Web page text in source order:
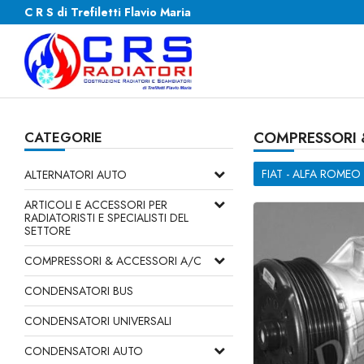
C R S di Trefiletti Flavio Maria
CATEGORIE
ALTERNATORI AUTO
ARTICOLI E ACCESSORI PER
RADIATORISTI E SPECIALISTI DEL
SETTORE
COMPRESSORI & ACCESSORI A/C
CONDENSATORI BUS
CONDENSATORI UNIVERSALI
CONDENSATORI AUTO
FIAT - ALFA